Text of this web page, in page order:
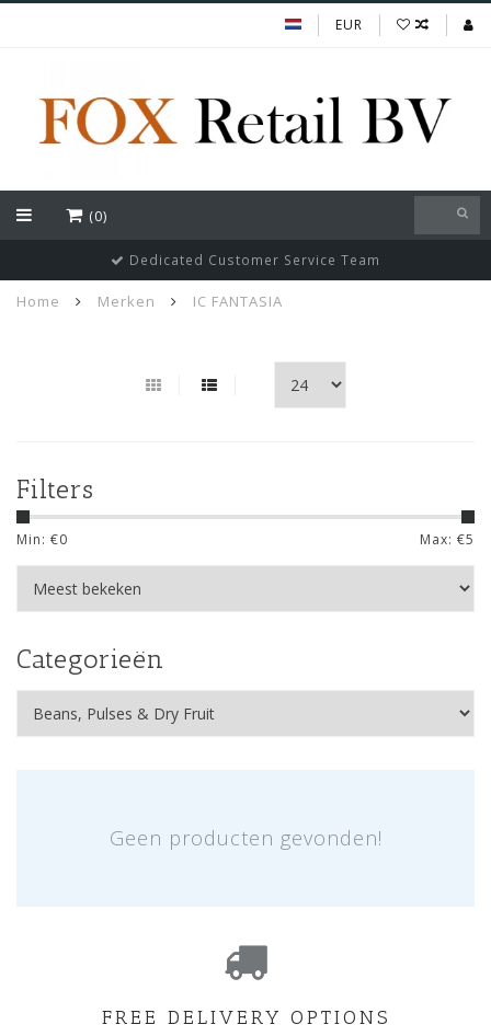
EUR
(0)
Dedicated Customer Service Team
Home Merken IC FANTASIA
Filters
Min: €0 Max: €5
Categorieën
Geen producten gevonden!
FREE DELIVERY OPTIONS